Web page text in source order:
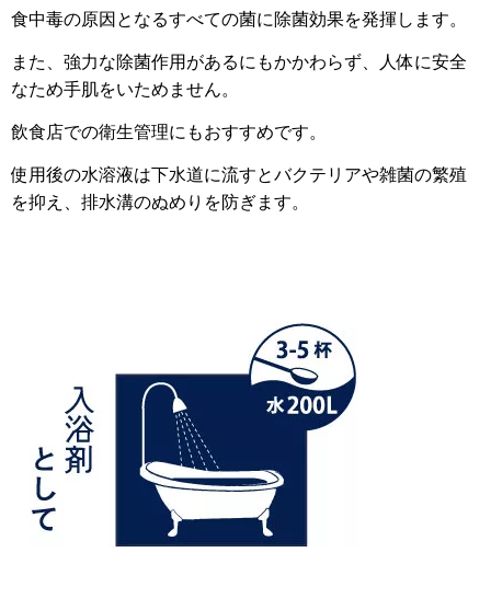
食中毒の原因となるすべての菌に除菌効果を発揮します。
また、強力な除菌作用があるにもかかわらず、人体に安全
なため手肌をいためません。
飲食店での衛生管理にもおすすめです。
使用後の水溶液は下水道に流すとバクテリアや雑菌の繁殖
を抑え、排水溝のぬめりを防ぎます。